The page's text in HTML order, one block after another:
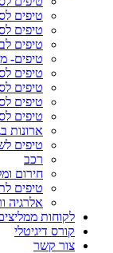
טיפים
טיפים
טיפים
טיפים-
טיפים
טיפים
טיפים
טיפים
ארונות
טיפים
רכב
חירום
טיפים
אלרגיה
לקוחות
קורס דיגיטלי
צור קשר